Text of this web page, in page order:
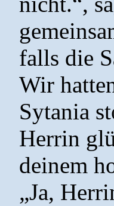
falls die
Wir
Sytania
Herrin
deinem
„Ja,